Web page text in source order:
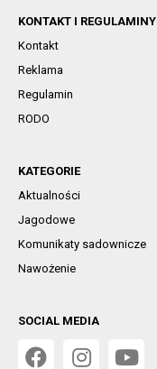
KONTAKT I REGULAMINY
Kontakt
Reklama
Regulamin
RODO
KATEGORIE
Aktualności
Jagodowe
Komunikaty sadownicze
Nawożenie
SOCIAL MEDIA